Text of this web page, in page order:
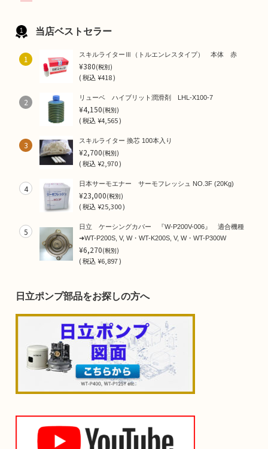
当店ベストセラー
1 スキルライターⅢ（トルエンレスタイプ） 本体 赤
¥380(税別)
(税込¥418 )
2 リューベ ハイブリット潤滑剤 LHL-X100-7
¥4,150(税別)
(税込¥4,565 )
3 スキルライター 換芯 100本入り
¥2,700(税別)
(税込¥2,970 )
4 日本サーモエナー サーモフレッシュ NO.3F (20Kg)
¥23,000(税別)
(税込¥25,300 )
5
日立 ケーシングカバー 『W-P200V-006』 適合機種
➜WT-P200S, V, W・WT-K200S, V, W・WT-P300W
¥6,270(税別)
(税込¥6,897 )
日立ポンプ部品をお探しの方へ